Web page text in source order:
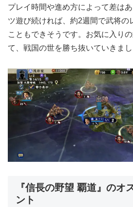
プレイ時間や進め方によって差は
ツ遊び続ければ、約2週間で武将の
こともできそうです。お気に入り
て、戦国の世を勝ち抜いていきまし
『信長の野望 覇道』のオ
ント